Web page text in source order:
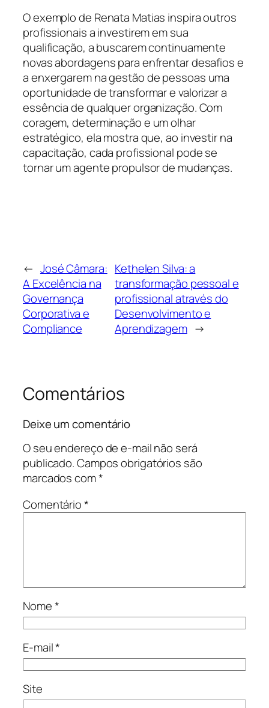
O exemplo de Renata Matias inspira outros
profissionais a investirem em sua
qualificação, a buscarem continuamente
novas abordagens para enfrentar desafios e
a enxergarem na gestão de pessoas uma
oportunidade de transformar e valorizar a
essência de qualquer organização. Com
coragem, determinação e um olhar
estratégico, ela mostra que, ao investir na
capacitação, cada profissional pode se
tornar um agente propulsor de mudanças.
← José Câmara:
A Excelência na
Governança
Corporativa e
Compliance
Kethelen Silva: a
transformação pessoal e
profissional através do
Desenvolvimento e
Aprendizagem →
Comentários
Deixe um comentário
O seu endereço de e-mail não será
publicado.Campos obrigatórios são
marcados com*
Comentário*
Nome*
E-mail*
Site